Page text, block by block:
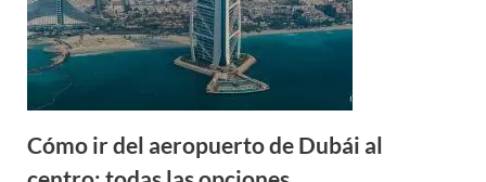
Cómo ir del aeropuerto de Dubái al